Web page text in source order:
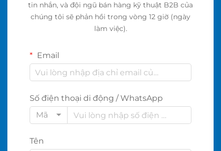
tin nhắn, và đội ngũ bán hàng kỹ thuật B2B của
chúng tôi sẽ phản hồi trong vòng 12 giờ (ngày
làm việc).
Email
Số điện thoại di động / WhatsApp
Mã
Tên